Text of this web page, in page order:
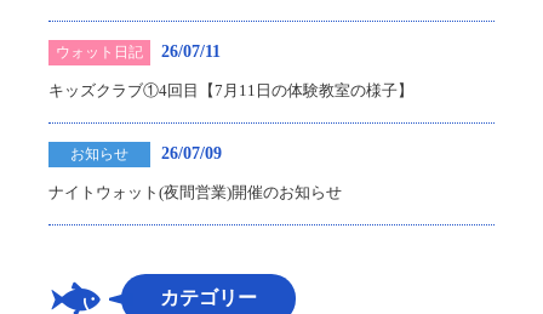
ウォット日記 26/07/11
キッズクラブ①4回目【7月11日の体験教室の様子】
お知らせ 26/07/09
ナイトウォット(夜間営業)開催のお知らせ
カテゴリー